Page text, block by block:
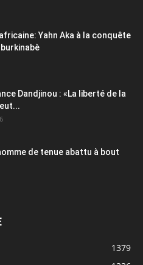
Yahn Aka à la conquête
Dandjinou : «La liberté de la
de tenue abattu à bout
1379